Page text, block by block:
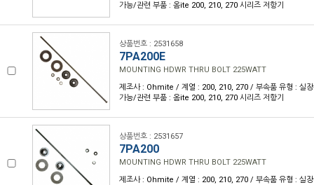
가능/관련 부품 : 옴ite 200, 210, 270 시리즈 저항기
상품번호 : 2531658
7PA200E
MOUNTING HDWR THRU BOLT 225WATT
제조사 : Ohmite / 계열 : 200, 210, 270 / 부속품 유형 : 실
가능/관련 부품 : 옴ite 200, 210, 270 시리즈 저항기
상품번호 : 2531657
7PA200
MOUNTING HDWR THRU BOLT 225WATT
제조사 : Ohmite / 계열 : 200, 210, 270 / 부속품 유형 : 실